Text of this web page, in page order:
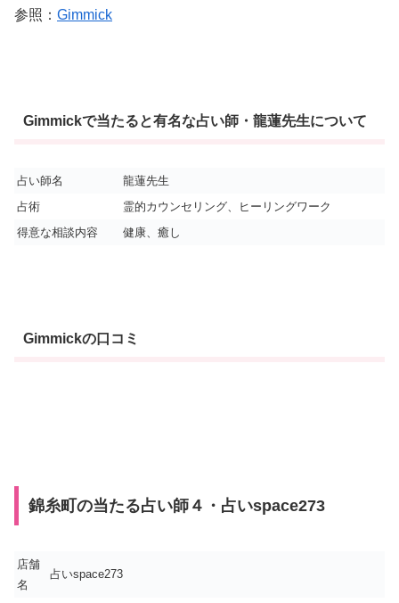
参照： Gimmick
Gimmickで当たると有名な占い師・龍蓮先生について
占い師名
龍蓮先生
占術
霊的カウンセリング、ヒーリングワーク
得意な相談内容
健康、癒し
Gimmickの口コミ
錦糸町の当たる占い師４・占いspace273
店舗
名
占いspace273